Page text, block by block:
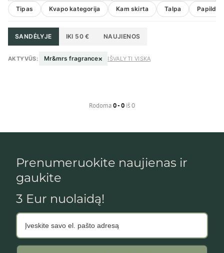
Tipas Kvapo kategorija Kam skirta Talpa
SANDĖLYJE IKI 50 € NAUJIENOS
AKTYVŪS: Mr&mrs fragrance× IŠVALYTI VISKĄ
Rodoma0 - 0 iš 0
Prenumeruokite naujienas ir
gaukite
3 Eur nuolaidą!